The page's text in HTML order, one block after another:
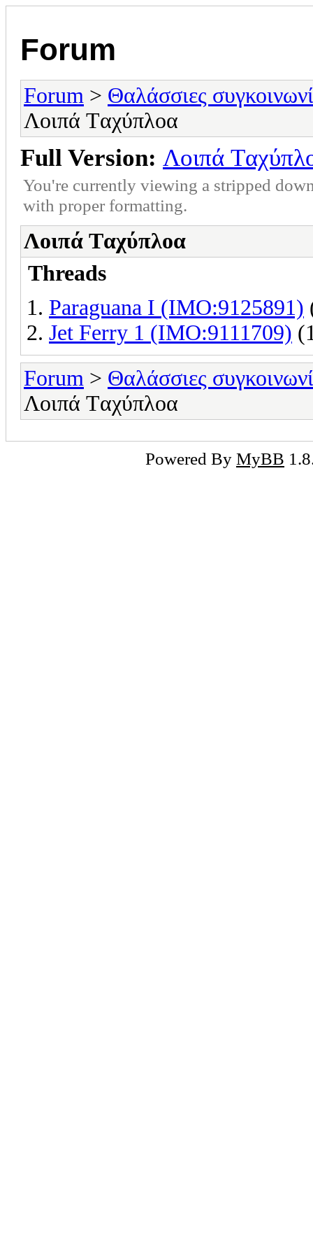
Forum
Forum > Θαλάσσιες
Λοιπά Tαχύπλοα
Full Version: Λοιπά
You're currently viewing a stripped
with proper formatting.
Λοιπά Tαχύπλοα
Threads
Paraguana I (IMO:9125891)
Jet Ferry 1 (IMO:9111709)
Forum > Θαλάσσιες
Λοιπά Tαχύπλοα
Powered By MyBB